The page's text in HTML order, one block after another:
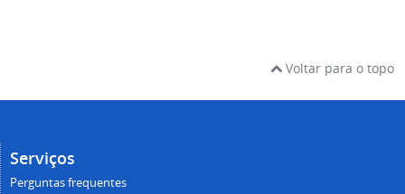
Voltar para o topo
Serviços
Perguntas frequentes